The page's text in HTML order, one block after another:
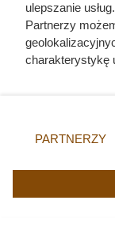
Nie
ulepszanie
Partnerzy
charakterystykę
zmienić/
znajdujący się
użytkownika,
przetwarzaniu.
PARTNERZY